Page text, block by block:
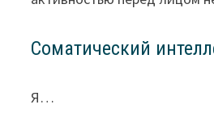
Соматический
Я…